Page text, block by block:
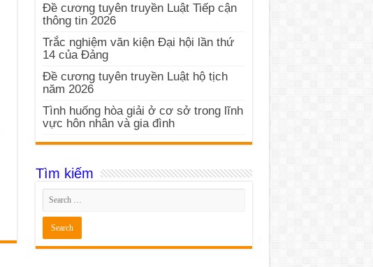
Đề cương tuyên truyền Luật Tiếp cận
thông tin 2026
Trắc nghiệm văn kiện Đại hội lần thứ
14 của Đảng
Đề cương tuyên truyền Luật hộ tịch
năm 2026
Tình huống hòa giải ở cơ sở trong lĩnh
vực hôn nhân và gia đình
Tìm kiếm